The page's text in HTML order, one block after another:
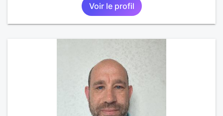
Voir le profil